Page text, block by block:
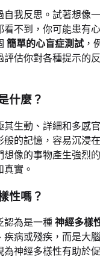
自我反思。試著想像
看不到，你可能患有
簡單的心盲症測試 ，
評估你對各種提示的
什麼？
其生動、詳細和多感
般的記憶，容易沉浸
想像的事物產生強烈
實。
性嗎？
認為是一種 神經多樣
疾病或殘疾，而是大
為神經多樣性有助於